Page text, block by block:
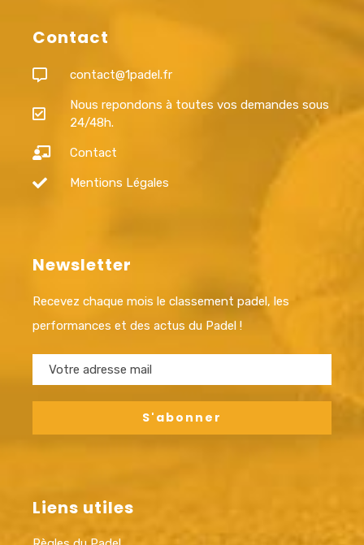
Contact
contact@1padel.fr
Nous repondons à toutes vos demandes sous
24/48h.
Contact
Mentions Légales
Newsletter
Recevez chaque mois le classement padel, les
performances et des actus du Padel !
Liens utiles